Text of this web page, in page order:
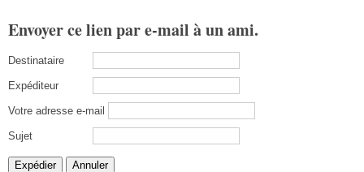
Envoyer ce lien par e-mail à un ami.
Destinataire
Expéditeur
Votre adresse e-mail
Sujet
Expédier Annuler